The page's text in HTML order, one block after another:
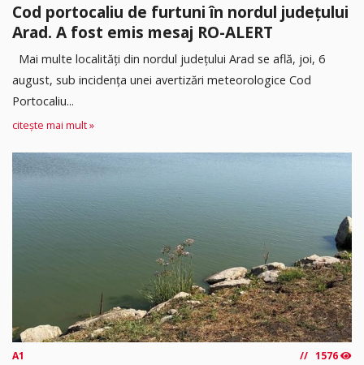
Cod portocaliu de furtuni în nordul județului
Arad. A fost emis mesaj RO-ALERT
Mai multe localități din nordul județului Arad se află, joi, 6
august, sub incidența unei avertizări meteorologice Cod
Portocaliu...
citește mai mult »
A1 1576